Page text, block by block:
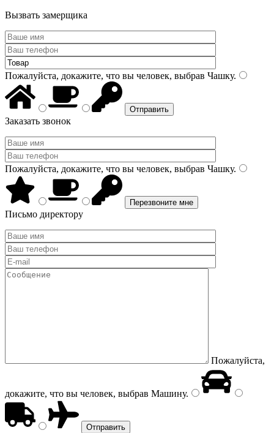
Вызвать замерщика
Пожалуйста, докажите, что вы человек, выбрав Чашку.
Заказать звонок
Пожалуйста, докажите, что вы человек, выбрав Чашку.
Письмо директору
Пожалуйста,
докажите, что вы человек, выбрав Машину.